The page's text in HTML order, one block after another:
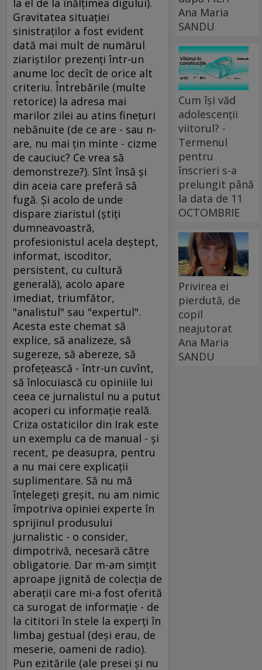
la el de la înălţimea digului).
Gravitatea situaţiei
sinistraţilor a fost evident
dată mai mult de numărul
ziariştilor prezenţi într-un
anume loc decît de orice alt
criteriu. Întrebările (multe
retorice) la adresa mai
marilor zilei au atins fineţuri
nebănuite (de ce are - sau n-
are, nu mai ţin minte - cizme
de cauciuc? Ce vrea să
demonstreze?). Sînt însă şi
din aceia care preferă să
fugă. Şi acolo de unde
dispare ziaristul (ştiţi
dumneavoastră,
profesionistul acela deştept,
informat, iscoditor,
persistent, cu cultură
generală), acolo apare
imediat, triumfător,
"analistul" sau "expertul".
Acesta este chemat să
explice, să analizeze, să
sugereze, să abereze, să
profeţească - într-un cuvînt,
să înlocuiască cu opiniile lui
ceea ce jurnalistul nu a putut
acoperi cu informaţie reală.
Criza ostaticilor din Irak este
un exemplu ca de manual - şi
recent, pe deasupra, pentru
a nu mai cere explicaţii
suplimentare. Să nu mă
înţelegeţi greşit, nu am nimic
împotriva opiniei experte în
sprijinul produsului
jurnalistic - o consider,
dimpotrivă, necesară către
obligatorie. Dar m-am simţit
aproape jignită de colecţia de
aberaţii care mi-a fost oferită
ca surogat de informaţie - de
la cititori în stele la experţi în
limbaj gestual (deşi erau, de
meserie, oameni de radio).
Pun ezitările (ale presei şi nu
Ana Maria
SANDU
Cum își văd
adolescenții
viitorul? -
Termenul
pentru
înscrieri s-a
prelungit până
la data de 11
OCTOMBRIE
Privirea ei
pierdută, de
copil
neajutorat
Ana Maria
SANDU